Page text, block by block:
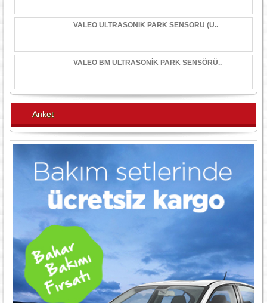
VALEO ULTRASONİK PARK SENSÖRÜ (U..
VALEO BM ULTRASONİK PARK SENSÖRÜ..
Anket